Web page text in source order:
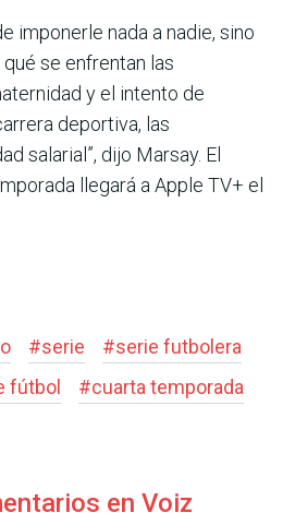
imponerle nada a nadie, sino
se enfrentan las
y el intento de
deportiva, las
salarial”, dijo Marsay. El
llegará a Apple TV+ el
#serie #serie futbolera
fútbol #cuarta temporada
en Voiz